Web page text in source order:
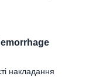
накладання